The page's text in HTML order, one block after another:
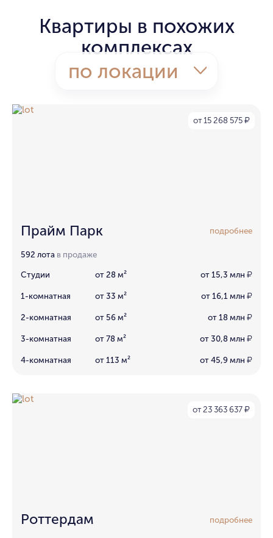
Квартиры в похожих
комплексах
по локации
от 15 268 575 ₽
Прайм Парк подробнее
592 лота в продаже
Студии от 28 м² от 15,3 млн ₽
1-комнатная от 33 м² от 16,1 млн ₽
2-комнатная от 56 м² от 18 млн ₽
3-комнатная от 78 м² от 30,8 млн ₽
4-комнатная от 113 м² от 45,9 млн ₽
от 23 363 637 ₽
Роттердам подробнее